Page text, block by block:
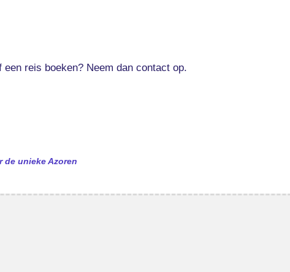
reis boeken? Neem dan contact op.
de unieke Azoren